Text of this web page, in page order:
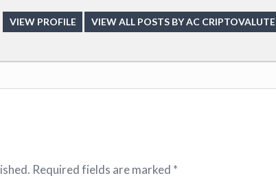
VIEW PROFILE VIEW ALL POSTS BY AC CRIPTOVALUTE
Required fields are marked *